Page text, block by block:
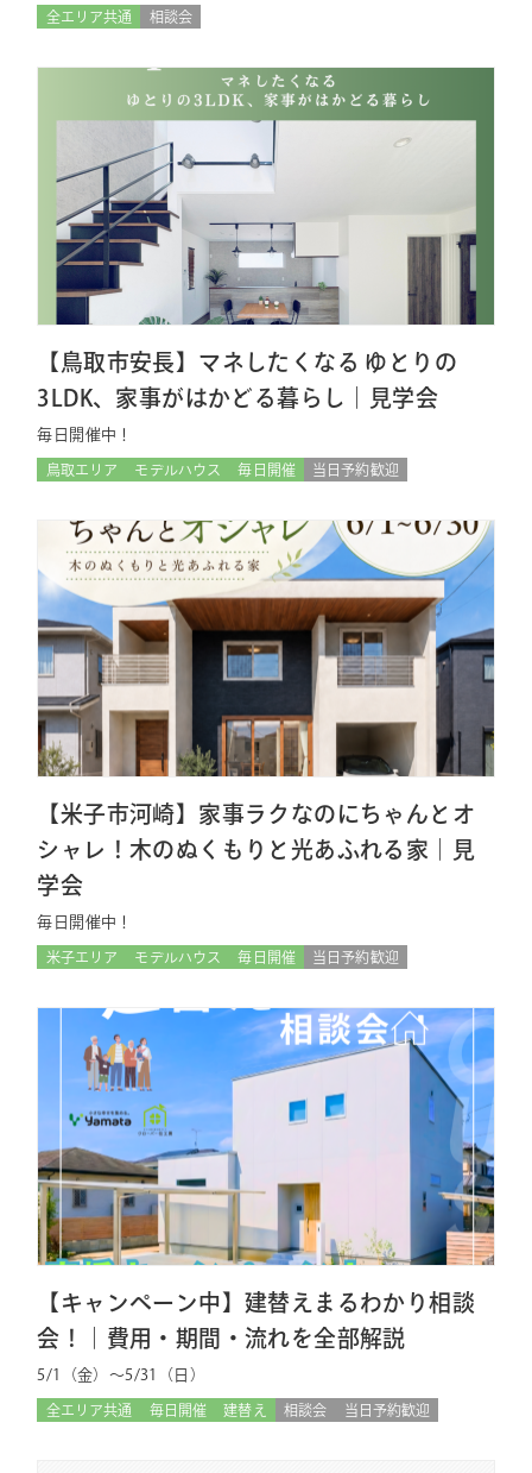
全エリア共通 相談会
【鳥取市安長】マネしたくなる ゆとりの
3LDK、家事がはかどる暮らし｜見学会
毎日開催中！
鳥取エリア モデルハウス 毎日開催 当日予約歓迎
【米子市河崎】家事ラクなのにちゃんとオ
シャレ！木のぬくもりと光あふれる家｜見
学会
毎日開催中！
米子エリア モデルハウス 毎日開催 当日予約歓迎
【キャンペーン中】建替えまるわかり相談
会！｜費用・期間・流れを全部解説
5/1（金）〜5/31（日）
全エリア共通 毎日開催 建替え 相談会 当日予約歓迎